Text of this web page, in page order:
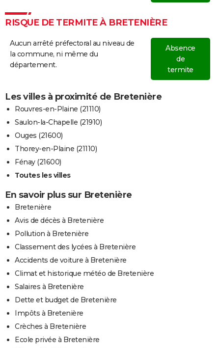
RISQUE DE TERMITE À BRETENIÈRE
Aucun arrêté préfectoral au niveau de
la commune, ni même du
département.
Absence
de
termite
Les villes à proximité de Bretenière
Rouvres-en-Plaine (21110)
Saulon-la-Chapelle (21910)
Ouges (21600)
Thorey-en-Plaine (21110)
Fénay (21600)
Toutes les villes
En savoir plus sur Bretenière
Bretenière
Avis de décès à Bretenière
Pollution à Bretenière
Classement des lycées à Bretenière
Accidents de voiture à Bretenière
Climat et historique météo de Bretenière
Salaires à Bretenière
Dette et budget de Bretenière
Impôts à Bretenière
Crèches à Bretenière
Ecole privée à Bretenière